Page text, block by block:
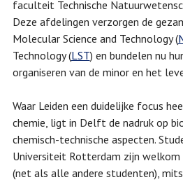
faculteit Technische
Deze afdelingen verzorgen de
Molecular Science and Technology (
Technology (LST) en bundelen nu
organiseren van de minor en het
Waar Leiden een duidelijke focus
chemie, ligt in Delft de nadruk op
chemisch-technische aspecten.
Universiteit Rotterdam zijn welkom
(net als alle andere studenten),